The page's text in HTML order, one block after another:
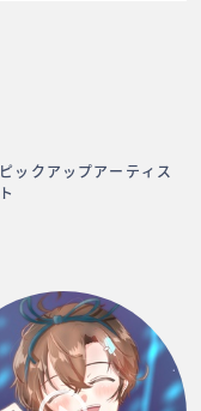
ピックアップアーティス
ト